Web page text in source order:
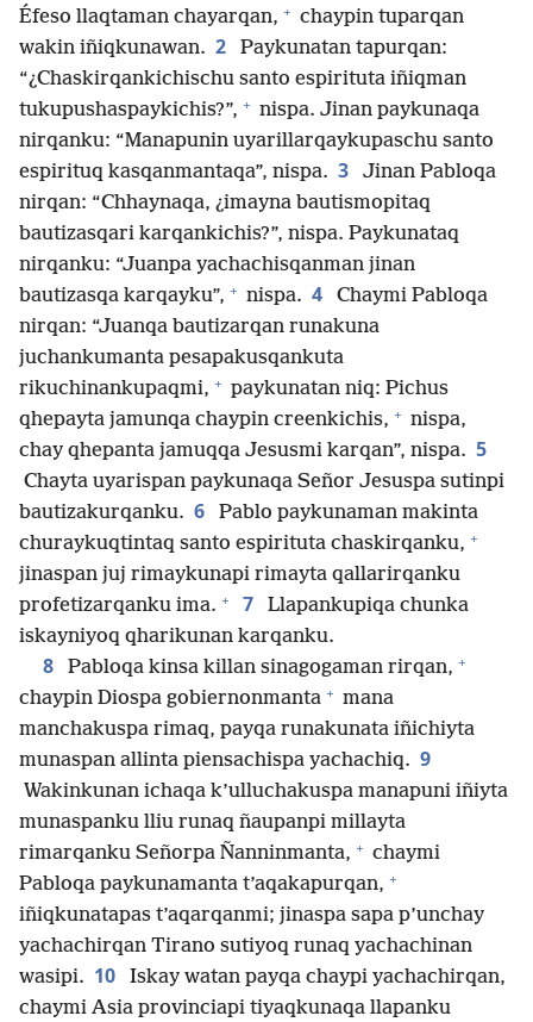
Éfeso llaqtaman chayarqan, + chaypin tuparqan
wakin iñiqkunawan. 2
Paykunatan tapurqan:
“¿Chaskirqankichischu santo espirituta iñiqman
tukupushaspaykichis?”, + nispa. Jinan paykunaqa
nirqanku: “Manapunin uyarillarqaykupaschu santo
espirituq kasqanmantaqa”, nispa. 3
Jinan Pabloqa
nirqan: “Chhaynaqa, ¿imayna bautismopitaq
bautizasqari karqankichis?”, nispa. Paykunataq
nirqanku: “Juanpa yachachisqanman jinan
bautizasqa karqayku”, + nispa. 4
Chaymi Pabloqa
nirqan: “Juanqa bautizarqan runakuna
juchankumanta pesapakusqankuta
rikuchinankupaqmi, + paykunatan niq: Pichus
qhepayta jamunqa chaypin creenkichis, + nispa,
chay qhepanta jamuqqa Jesusmi karqan”, nispa. 5
Chayta uyarispan paykunaqa Señor Jesuspa sutinpi
bautizakurqanku. 6
Pablo paykunaman makinta
churaykuqtintaq santo espirituta chaskirqanku, +
jinaspan juj rimaykunapi rimayta qallarirqanku
profetizarqanku ima. + 7
Llapankupiqa chunka
iskayniyoq qharikunan karqanku.
8 Pabloqa kinsa killan sinagogaman rirqan, +
chaypin Diospa gobiernonmanta + mana
manchakuspa rimaq, payqa runakunata iñichiyta
munaspan allinta piensachispa yachachiq. 9
Wakinkunan ichaqa k’ulluchakuspa manapuni iñiyta
munaspanku lliu runaq ñaupanpi millayta
rimarqanku Señorpa Ñanninmanta, + chaymi
Pabloqa paykunamanta t’aqakapurqan, +
iñiqkunatapas t’aqarqanmi; jinaspa sapa p’unchay
yachachirqan Tirano sutiyoq runaq yachachinan
wasipi. 10
Iskay watan payqa chaypi yachachirqan,
chaymi Asia provinciapi tiyaqkunaqa llapanku